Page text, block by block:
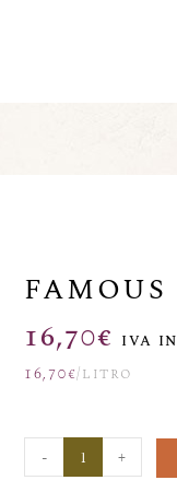
FAMOUS
16,70€ IVA
16,70€/litro
- +